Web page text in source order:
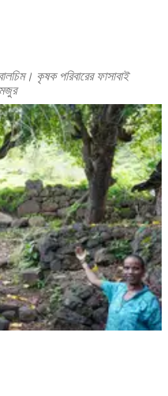
কৃষক পরিবারের ফাসাবাই